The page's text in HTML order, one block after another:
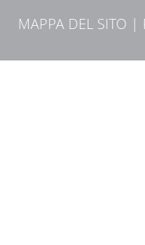
MAPPA DEL SITO |